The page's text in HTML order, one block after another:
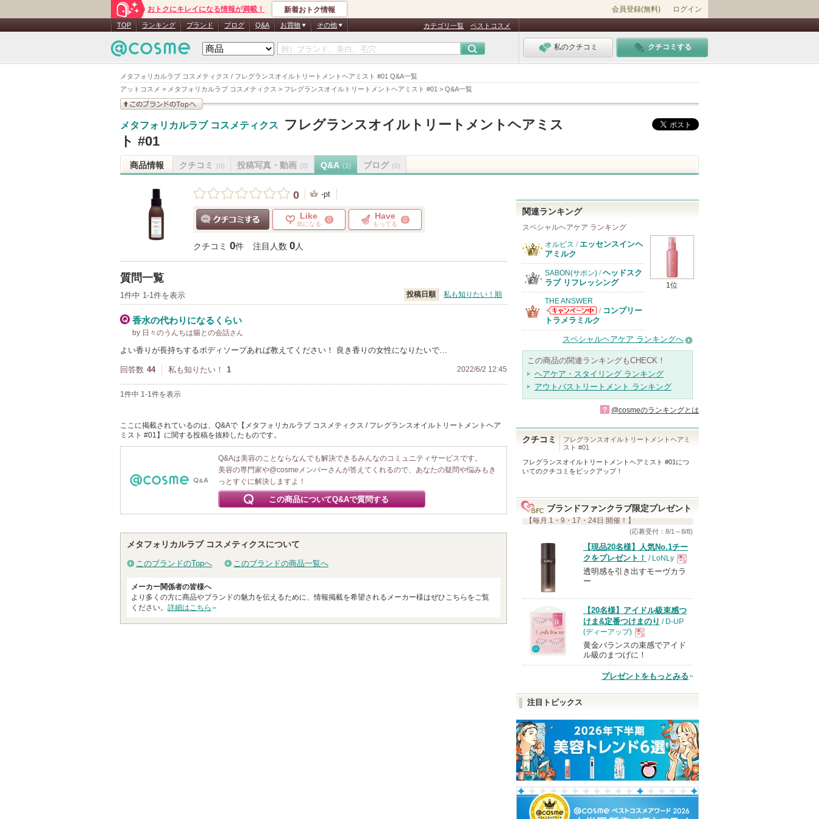
メタフォリカルラブ コスメティクス / フレグランスオイルトリートメントヘアミスト #01 Q&A一覧
アットコスメ > メタフォリカルラブ コスメティクス > フレグランスオイルトリートメントヘアミスト #01 > Q&A一覧
おトクにキレイになる情報が満載！ 新着おトク情報 会員登録(無料) ログイン
TOP ランキング ブランド ブログ Q&A お買物 その他 カテゴリ一覧 ベストコスメ
私のクチコミ クチコミする
見る
メタフォリカルラブ コスメティクス
フレグランスオイルトリートメントヘアミス
ト #01
商品情報 クチコミ (0) 投稿写真・動画 (0) Q&A (1) ブログ (0)
0 -pt
Like
気になる
0 Have
もってる
0
クチコミ 0件 注目人数 0人
質問一覧
1件中 1-1件を表示 投稿日順 私も知りたい！順
香水の代わりになるくらい
by 日々のうんちは腸との会話さん
よい香りが長持ちするボディソープあれば教えてください！ 良き香りの女性になりたいで…
回答数 44 私も知りたい！ 1 2022/6/2 12:45
1件中 1-1件を表示
ここに掲載されているのは、Q&Aで【メタフォリカルラブ コスメティクス / フレグランスオイルトリートメントヘア
ミスト #01】に関する投稿を抜粋したものです。
Q&Aは美容のことならなんでも解決できるみんなのコミュニティサービスです。
美容の専門家や@cosmeメンバーさんが答えてくれるので、あなたの疑問や悩みもき
っとすぐに解決しますよ！
この商品についてQ&Aで質問する
メタフォリカルラブ コスメティクスについて
このブランドのTopへ このブランドの商品一覧へ
メーカー関係者の皆様へ
より多くの方に商品やブランドの魅力を伝えるために、情報掲載を希望されるメーカー様はぜひこちらをご覧
ください。 詳細はこちら
関連ランキング
スペシャルヘアケア ランキング
1位
オルビス / エッセンスインヘ
アミルク
SABON(サボン) / ヘッドスク
ラブ リフレッシング
THE ANSWER
THE ANSWER
からのお知らせ
があります
/ コンプリー
トラメラミルク
スペシャルヘアケア ランキングへ
この商品の関連ランキングもCHECK！
ヘアケア・スタイリング ランキング
アウトバストリートメント ランキング
? @cosmeのランキングとは
クチコミ
フレグランスオイルトリートメントヘアミ
スト #01
フレグランスオイルトリートメントヘアミスト #01 につ
いてのクチコミをピックアップ！
ブランドファンクラブ限定プレゼント
【毎月 1・9・17・24日 開催！】
(応募受付：8/1～8/8)
【現品20名様】人気No.1チー
クをプレゼント！ / LoNLy
現
品
透明感を引き出すモーヴカラ
ー
【20名様】アイドル級束感つ
けま&定番つけまのり / D-UP
(ディーアップ)
現
品
黄金バランスの束感でアイド
ル級のまつげに！
プレゼントをもっとみる
注目トピックス